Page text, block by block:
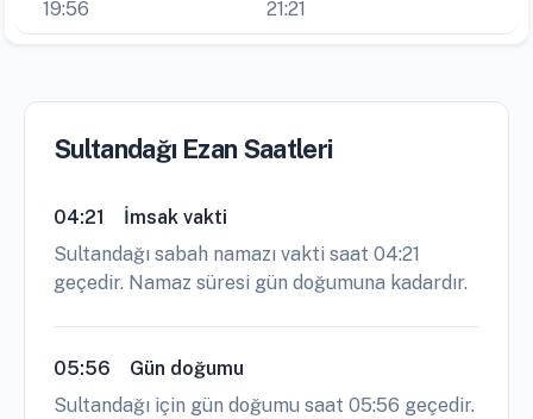
19:56
21:21
Sultandağı Ezan Saatleri
04:21
İmsak vakti
Sultandağı sabah namazı vakti saat 04:21
geçedir. Namaz süresi gün doğumuna kadardır.
05:56
Gün doğumu
Sultandağı için gün doğumu saat 05:56 geçedir.